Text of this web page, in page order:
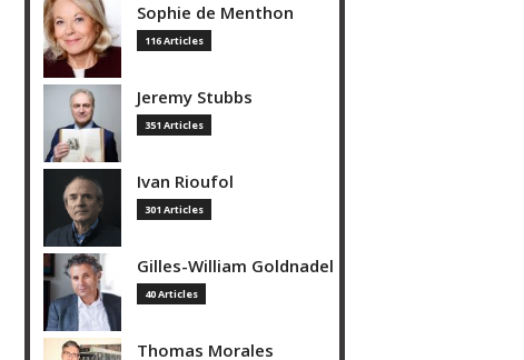
Sophie de Menthon
116 Articles
Jeremy Stubbs
351 Articles
Ivan Rioufol
301 Articles
Gilles-William Goldnadel
40 Articles
Thomas Morales